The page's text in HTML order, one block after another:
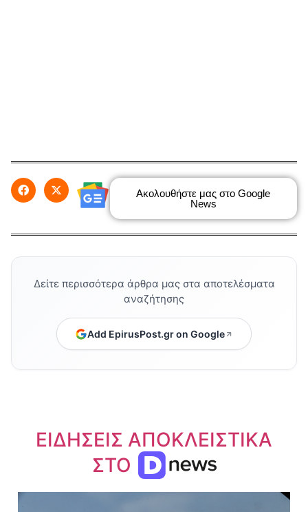
Ακολουθήστε μας στο Google
News
Δείτε περισσότερα άρθρα μας στα αποτελέσματα
αναζήτησης
Add EpirusPost.gr on Google
ΕΙΔΗΣΕΙΣ ΑΠΟΚΛΕΙΣΤΙΚΑ
ΣΤΟ